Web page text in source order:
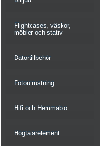
Flightcases, väskor,
möbler och stativ
Datortillbehör
Fotoutrustning
Hifi och Hemmabio
Högtalarelement